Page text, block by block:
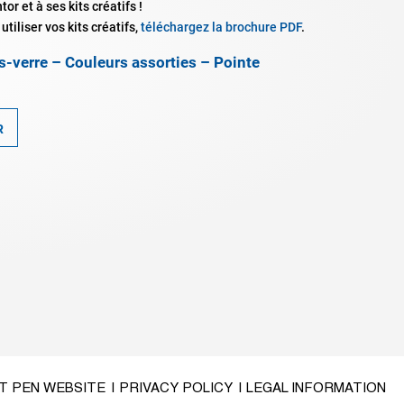
et à ses kits créatifs !
utiliser vos kits créatifs,téléchargez la brochure PDF.
verre – Couleurs assorties – Pointe
PEN WEBSITE | PRIVACY POLICY | LEGAL INFORMATION